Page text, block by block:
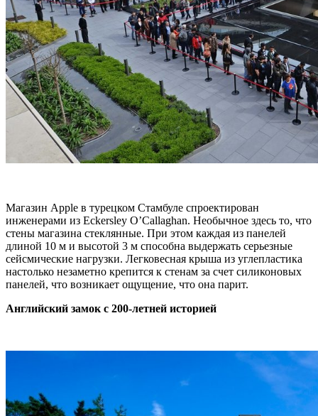
Магазин Apple в турецком Стамбуле спроектирован
инженерами из Eckersley O’Callaghan. Необычное здесь то, что
стены магазина стеклянные. При этом каждая из панелей
длиной 10 м и высотой 3 м способна выдержать серьезные
сейсмические нагрузки. Легковесная крыша из углепластика
настолько незаметно крепится к стенам за счет силиконовых
панелей, что возникает ощущение, что она парит.
Английский замок с 200-летней историей